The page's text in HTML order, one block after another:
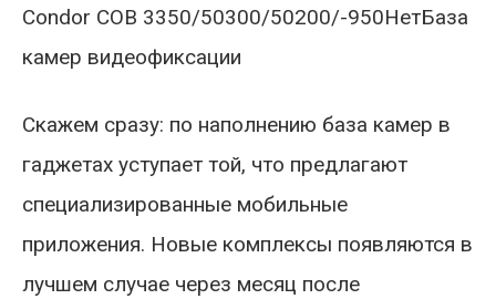
Condor COB 3350/50300/50200/-950НетБаза
камер видеофиксации
Скажем сразу: по наполнению база камер в
гаджетах уступает той, что предлагают
специализированные мобильные
приложения. Новые комплексы появляются в
лучшем случае через месяц после